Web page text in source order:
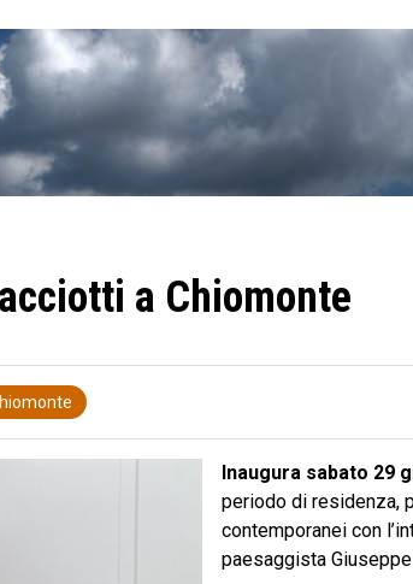
a Chiomonte
Inaugura sabato 29
periodo di residenza,
contemporanei con
paesaggista